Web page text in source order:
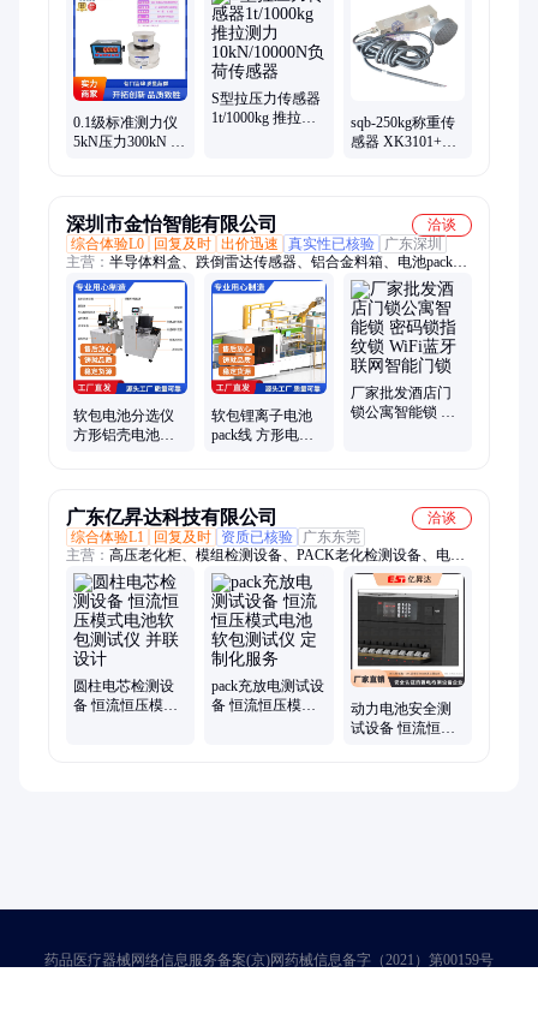
器、柱式测力传感器、微型测力传感器、扭矩扳手检定仪、引伸
计标定仪、拉压力传感器
0.1级标准测力仪
5kN压力300kN 锂
S型拉压力传感器
1t/1000kg 推拉测
sqb-250kg称重传
感器 XK3101+数
深圳市金怡智能有限公司
洽谈
综合体验L0
回复及时 出价迅速 真实性已核验
广东深圳
主营： 半导体料盒、跌倒雷达传感器、铝合金料箱、电池pack
线、电池剥皮机、电池分选机、电池生产线、方形电池生产线、
储能电池pack线、锂电池组装线、中风监测预防设备、零件盒、
不锈钢金属料盒、cnc机加工、led铝料盒、分选机、电压内阻测
试机、非标定制、家用智能小夜灯、15公里无线模块、
20kmWiFi模组、LED感应灯、红外人体存在感应灯、无人机图传
模组、8km远距离传输模块
软包电池分选仪
方形铝壳电池分
软包锂离子电池
pack线 方形电池
厂家批发酒店门
锁公寓智能锁 密
广东亿昇达科技有限公司
洽谈
综合体验L1
回复及时 资质已核验
广东东莞
主营： 高压老化柜、模组检测设备、PACK老化检测设备、电池
检测设备、电池测试设备、锂电池分容柜、电池分容仪、电池充
放电设备、圆柱软包方形分容柜、中压老化柜
圆柱电芯检测设
备 恒流恒压模式
pack充放电测试设
备 恒流恒压模式
动力电池安全测
试设备 恒流恒压
药品医疗器械网络信息服务备案(京)网药械信息备字（2021）第00159号